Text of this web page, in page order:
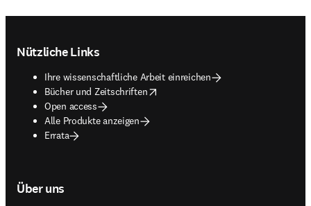
Nützliche Links
Ihre wissenschaftliche Arbeit einreichen
Bücher und Zeitschriften
opens in new tab/window
Open access
Alle Produkte anzeigen
Errata
Über uns